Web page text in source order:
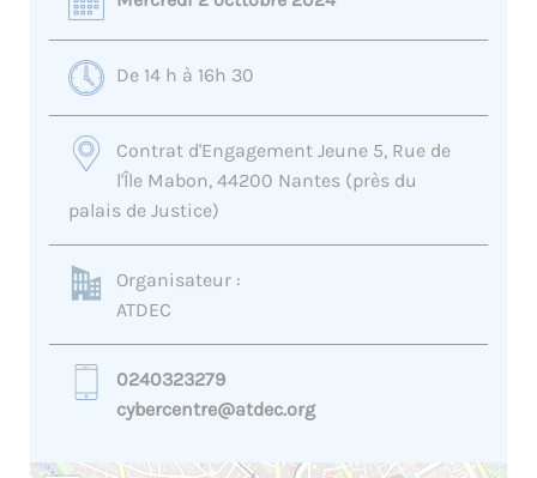
De 14 h à 16h 30
Contrat d'Engagement Jeune 5, Rue de
l'Île Mabon, 44200 Nantes (près du
palais de Justice)
Organisateur :
ATDEC
0240323279
cybercentre@atdec.org